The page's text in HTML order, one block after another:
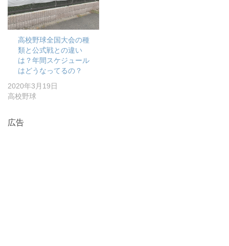
高校野球全国大会の種
類と公式戦との違い
は？年間スケジュール
はどうなってるの？
2020年3月19日
高校野球
広告